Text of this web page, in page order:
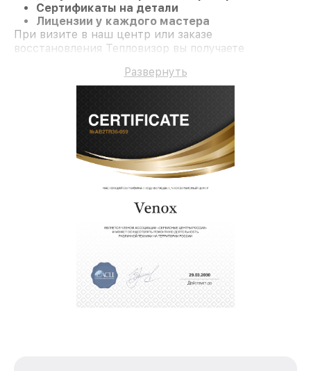
Сертификаты на детали
Лицензии у каждого мастера
При визите в наш центр или заказе
восстановления Тепловизор вы получаете
Развернуть